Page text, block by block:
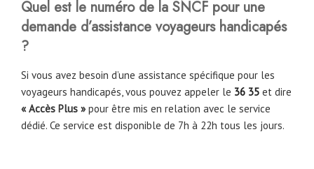
Quel est le numéro de la SNCF pour une
demande d’assistance voyageurs handicapés
?
Si vous avez besoin d’une assistance spécifique pour les
voyageurs handicapés, vous pouvez appeler le 36 35 et dire
« Accès Plus » pour être mis en relation avec le service
dédié. Ce service est disponible de 7h à 22h tous les jours.